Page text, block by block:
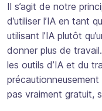
Il s’agit de notre
d’utiliser l’IA en tant
utilisant l’IA plutôt
donner plus de
les outils d’IA et du
pas vraiment gratuit,